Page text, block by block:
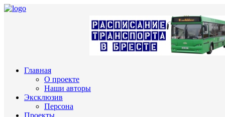
Главная
О проекте
Наши авторы
Эксклюзив
Персона
Проекты